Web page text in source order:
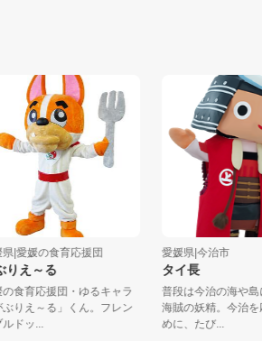
愛媛県|愛媛の食育応援団
がぶりえ～る
愛媛の食育応援団・ゆるキャラ
「がぶりえ～る」くん。フレン
チブルドッ...
愛媛県|今治市
タイ長
普段は今治の海
海賊の妖精。今
めに、たび...